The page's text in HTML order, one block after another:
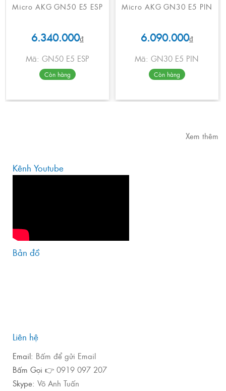
Micro AKG GN50 E5 ESP
6.340.000₫
Mã: GN50 E5 ESP
Còn hàng
Micro AKG GN30 E5 PIN
6.090.000₫
Mã: GN30 E5 PIN
Còn hàng
Xem thêm
Kênh Youtube
Bản đồ
Liên hệ
Email: Bấm để gửi Email
Bấm Gọi 👉 0919 097 207
Skype: Võ Anh Tuấn